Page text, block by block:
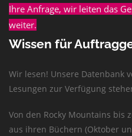
Ihre Anfrage, wir leiten das
weiter.
Wissen für
Wir lesen! Unsere Datenbank
Lesungen zur Verfügung
Von den Rocky Mountains bis
aus ihren Büchern (Oktober